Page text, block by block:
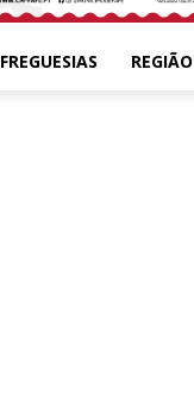
FREGUESIAS REGIÃO